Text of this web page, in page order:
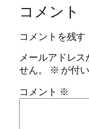
コメント
コメントを残す
メールアドレ
せん。
※ が付
コメント ※